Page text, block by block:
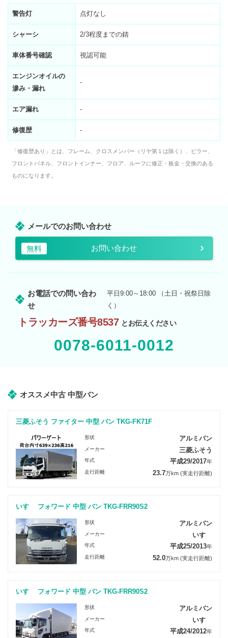
警告灯 点灯なし
シャーシ 2/3程度までの錆
車体番号確認 視認可能
エンジンオイルの
滲み・漏れ
-
エア漏れ -
修復歴 -
「修復歴あり」とは、フレーム、クロスメンバー（リヤ第１は除く）、ピラー、
フロントパネル、フロントインナー、フロア、ルーフに修正・板金・交換のある
ものになります。
メールでのお問い合わせ
無料 お問い合わせ
お電話での問い合わ
せ
平日9:00～18:00 （土日・祝祭日除
く）
トラッカーズ番号8537 とお伝えください
0078-6011-0012
オススメ中古 中型バン
三菱ふそう ファイター 中型 バン TKG-FK71F
形状 アルミバン
メーカー 三菱ふそう
年式 平成29/2017年
走行距離 23.7万km (実走行距離)
いすゞ フォワード 中型 バン TKG-FRR90S2
形状 アルミバン
メーカー いすゞ
年式 平成25/2013年
走行距離 52.0万km (実走行距離)
いすゞ フォワード 中型 バン TKG-FRR90S2
形状 アルミバン
メーカー いすゞ
年式 平成24/2012年